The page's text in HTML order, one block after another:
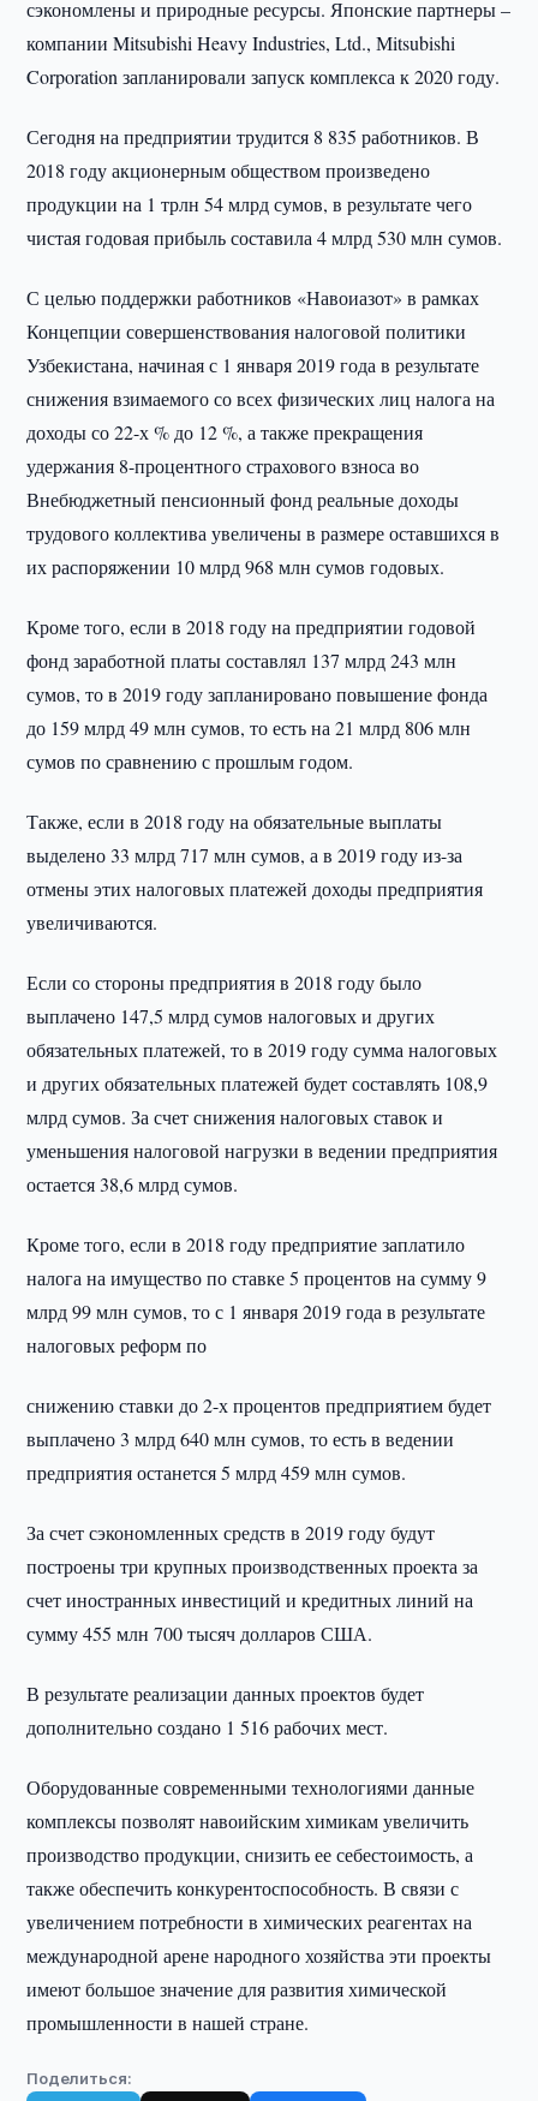
сэкономлены и природные ресурсы. Японские партнеры –
компании Mitsubishi Heavy Industries, Ltd., Мitsubishi
Corporation запланировали запуск комплекса к 2020 году.
Сегодня на предприятии трудится 8 835 работников. В
2018 году акционерным обществом произведено
продукции на 1 трлн 54 млрд сумов, в результате чего
чистая годовая прибыль составила 4 млрд 530 млн сумов.
С целью поддержки работников «Навоиазот» в рамках
Концепции совершенствования налоговой политики
Узбекистана, начиная с 1 января 2019 года в результате
снижения взимаемого со всех физических лиц налога на
доходы со 22-х % до 12 %, а также прекращения
удержания 8-процентного страхового взноса во
Внебюджетный пенсионный фонд реальные доходы
трудового коллектива увеличены в размере оставшихся в
их распоряжении 10 млрд 968 млн сумов годовых.
Кроме того, если в 2018 году на предприятии годовой
фонд заработной платы составлял 137 млрд 243 млн
сумов, то в 2019 году запланировано повышение фонда
до 159 млрд 49 млн сумов, то есть на 21 млрд 806 млн
сумов по сравнению с прошлым годом.
Также, если в 2018 году на обязательные выплаты
выделено 33 млрд 717 млн сумов, а в 2019 году из-за
отмены этих налоговых платежей доходы предприятия
увеличиваются.
Если со стороны предприятия в 2018 году было
выплачено 147,5 млрд сумов налоговых и других
обязательных платежей, то в 2019 году сумма налоговых
и других обязательных платежей будет составлять 108,9
млрд сумов. За счет снижения налоговых ставок и
уменьшения налоговой нагрузки в ведении предприятия
остается 38,6 млрд сумов.
Кроме того, если в 2018 году предприятие заплатило
налога на имущество по ставке 5 процентов на сумму 9
млрд 99 млн сумов, то с 1 января 2019 года в результате
налоговых реформ по
снижению ставки до 2-х процентов предприятием будет
выплачено 3 млрд 640 млн сумов, то есть в ведении
предприятия останется 5 млрд 459 млн сумов.
За счет сэкономленных средств в 2019 году будут
построены три крупных производственных проекта за
счет иностранных инвестиций и кредитных линий на
сумму 455 млн 700 тысяч долларов США.
В результате реализации данных проектов будет
дополнительно создано 1 516 рабочих мест.
Оборудованные современными технологиями данные
комплексы позволят навоийским химикам увеличить
производство продукции, снизить ее себестоимость, а
также обеспечить конкурентоспособность. В связи с
увеличением потребности в химических реагентах на
международной арене народного хозяйства эти проекты
имеют большое значение для развития химической
промышленности в нашей стране.
Поделиться: